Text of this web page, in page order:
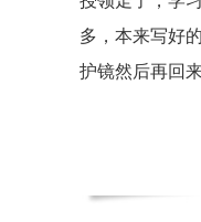
多，本来写好
护镜然后再回